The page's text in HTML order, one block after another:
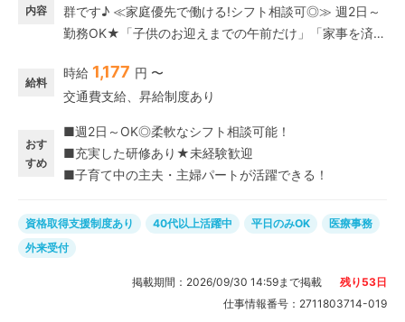
内容
群です♪ ≪家庭優先で働ける!シフト相談可◎≫ 週2日～
勤務OK★「子供のお迎えまでの午前だけ」「家事を済ま
いから、10:00スタートにしたい」など、あなたに合わ
せたシフトの相談が可能です♪ ライフスタイルに合わせ
歓迎!≫ 患者様対応が中心のお仕事★人と接することが
好きな方や、接客経験を活かしたい方にピッタリです◎
受付だけでなく会計や計算業務にも挑戦でき、幅広い業
給料
時給 1,177 円 〜
交通費支給、昇給制度あり
おす
すめ
■週2日～OK◎柔軟なシフト相談可能！
■充実した研修あり★未経験歓迎
■子育て中の主夫・主婦パートが活躍できる！
資格取得支援制度あり 40代以上活躍中 平日のみOK
医療事務
外来受付
掲載期間： 2026/09/30 14:59まで掲載 残り 53日
仕事情報番号： 2711803714-019